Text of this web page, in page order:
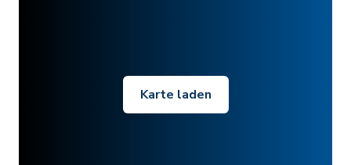
Karte laden